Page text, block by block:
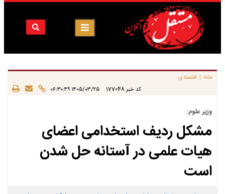
خانه | اقتصادی
کد خبر 177048 ۱۴۰۵/۰۳/۲۵ ۰۶:۳۰:۴۹
وزیر علوم:
مشکل ردیف استخدامی اعضای
هیات علمی در آستانه حل شدن
است